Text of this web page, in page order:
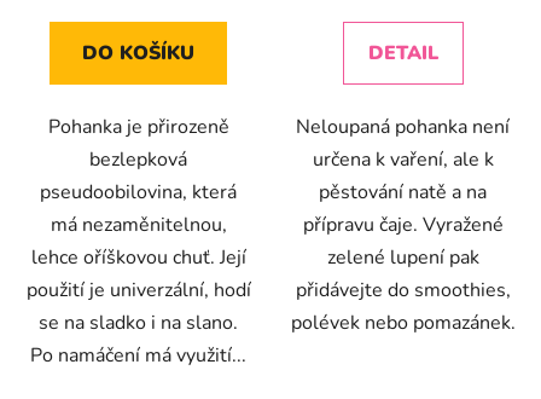
DO KOŠÍKU
Pohanka je přirozeně
bezlepková
pseudoobilovina, která
má nezaměnitelnou,
lehce oříškovou chuť. Její
použití je univerzální, hodí
se na sladko i na slano.
Po namáčení má využití...
DETAIL
Neloupaná pohanka není
určena k vaření, ale k
pěstování natě a na
přípravu čaje. Vyražené
zelené lupení pak
přidávejte do smoothies,
polévek nebo pomazánek.